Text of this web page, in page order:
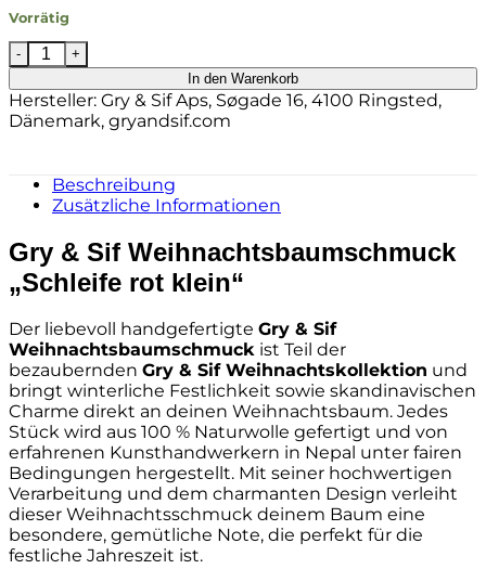
Vorrätig
Gry & Sif Weihnachtsbaumschmuck „Schleife rot
In den Warenkorb
Hersteller: Gry & Sif Aps, Søgade 16, 4100 Ringsted,
Dänemark, gryandsif.com
Beschreibung
Zusätzliche Informationen
Gry & Sif Weihnachtsbaumschmuck
„Schleife rot klein“
Der liebevoll handgefertigte Gry & Sif
Weihnachtsbaumschmuck ist Teil der
bezaubernden Gry & Sif Weihnachtskollektion und
bringt winterliche Festlichkeit sowie skandinavischen
Charme direkt an deinen Weihnachtsbaum. Jedes
Stück wird aus 100 % Naturwolle gefertigt und von
erfahrenen Kunsthandwerkern in Nepal unter fairen
Bedingungen hergestellt. Mit seiner hochwertigen
Verarbeitung und dem charmanten Design verleiht
dieser Weihnachtsschmuck deinem Baum eine
besondere, gemütliche Note, die perfekt für die
festliche Jahreszeit ist.